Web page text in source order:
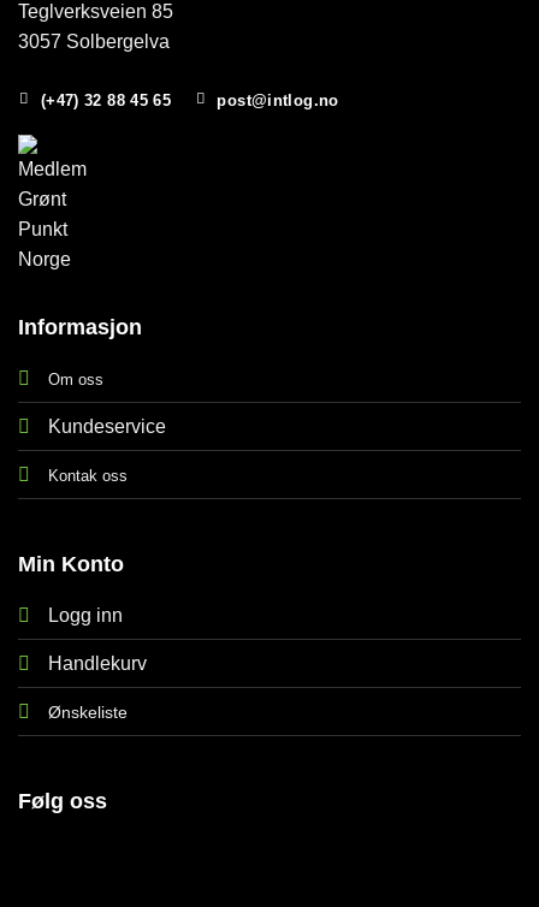
Teglverksveien 85
3057 Solbergelva
(+47) 32 88 45 65 post@intlog.no
Informasjon
Om oss
Kundeservice
Kontak oss
Min Konto
Logg inn
Handlekurv
Ønskeliste
Følg oss